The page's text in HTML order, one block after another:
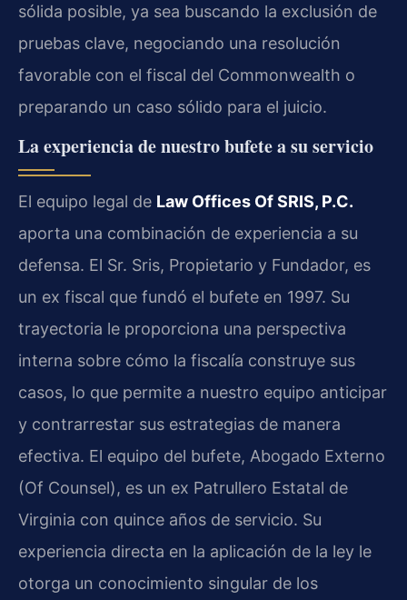
sólida posible, ya sea buscando la exclusión de
pruebas clave, negociando una resolución
favorable con el fiscal del Commonwealth o
preparando un caso sólido para el juicio.
La experiencia de nuestro bufete a su servicio
El equipo legal de Law Offices Of SRIS, P.C.
aporta una combinación de experiencia a su
defensa. El Sr. Sris, Propietario y Fundador, es
un ex fiscal que fundó el bufete en 1997. Su
trayectoria le proporciona una perspectiva
interna sobre cómo la fiscalía construye sus
casos, lo que permite a nuestro equipo anticipar
y contrarrestar sus estrategias de manera
efectiva. El equipo del bufete, Abogado Externo
(Of Counsel), es un ex Patrullero Estatal de
Virginia con quince años de servicio. Su
experiencia directa en la aplicación de la ley le
otorga un conocimiento singular de los